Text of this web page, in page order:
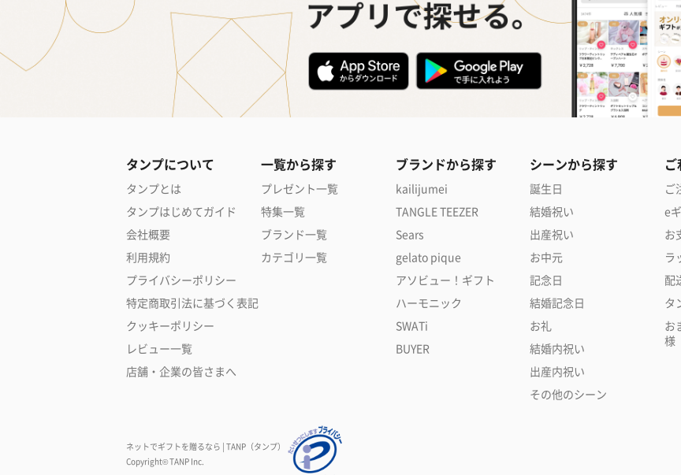
タンプについて
タンプとは
タンプはじめてガイド
会社概要
利用規約
プライバシーポリシー
特定商取引法に基づく表記
クッキーポリシー
レビュー一覧
店舗・企業の皆さまへ
一覧から探す
プレゼント一覧
特集一覧
ブランド一覧
カテゴリ一覧
ブランドから探す
kailijumei
TANGLE TEEZER
Sears
gelato pique
アソビュー！ギフト
ハーモニック
SWATi
BUYER
シーンから探す
誕生日
結婚祝い
出産祝い
お中元
記念日
結婚記念日
お礼
結婚内祝い
出産内祝い
その他のシーン
ご
e
お
ラ
配
タ
お
様
ネットでギフトを贈るなら | TANP（タンプ）
Copyright© TANP Inc.